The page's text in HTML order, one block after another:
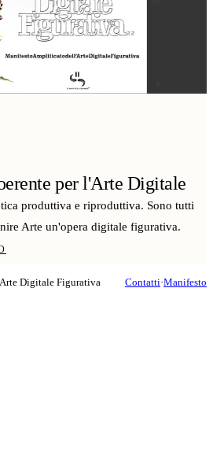
per l'Arte Digitale
produttiva e riproduttiva. Sono tutti
Arte un'opera digitale figurativa.
Digitale Figurativa Contatti·Manifesto